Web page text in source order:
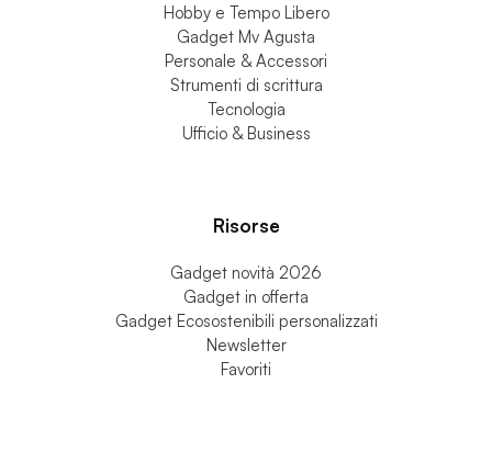
Hobby e Tempo Libero
Gadget Mv Agusta
Personale & Accessori
Strumenti di scrittura
Tecnologia
Ufficio & Business
Risorse
Gadget novità 2026
Gadget in offerta
Gadget Ecosostenibili personalizzati
Newsletter
Favoriti